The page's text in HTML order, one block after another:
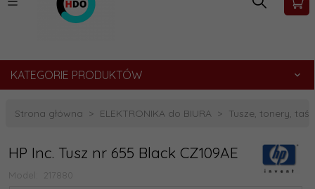
KATEGORIE PRODUKTÓW
Strona główna ELEKTRONIKA do BIURA Tusze, tonery,
HP Inc. Tusz nr 655 Black CZ109AE
Model: 217880